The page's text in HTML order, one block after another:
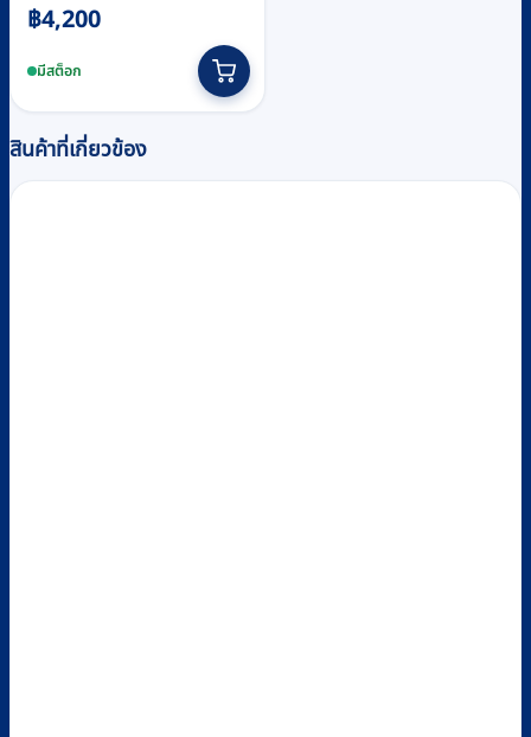
฿4,200
มีสต็อก
สินค้าที่เกี่ยวข้อง